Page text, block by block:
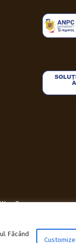
Făcând
Customize
.